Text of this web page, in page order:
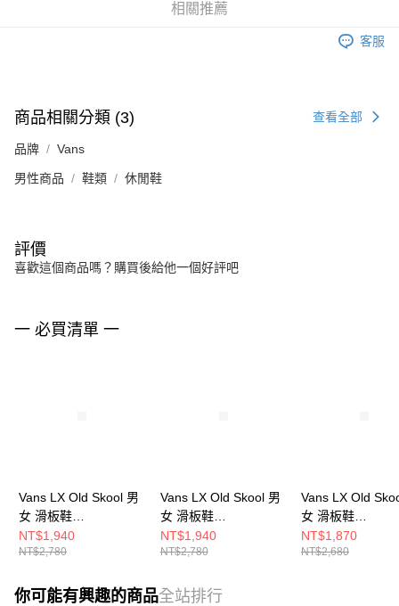
相關推薦
客服
商品相關分類 (3) 查看全部
品牌 Vans
男性商品 鞋類 休閒鞋
評價
喜歡這個商品嗎？購買後給他一個好評吧
一 必買清單 一
Vans LX Old Skool 男
女 滑板鞋
VN000D560QY
NT$1,940
NT$2,780
Vans LX Old Skool 男
女 滑板鞋
VN000D56239
NT$1,940
NT$2,780
Vans LX Old
女 滑板鞋
VN000D56KCZ
NT$1,870
NT$2,680
你可能有興趣的商品全站排行